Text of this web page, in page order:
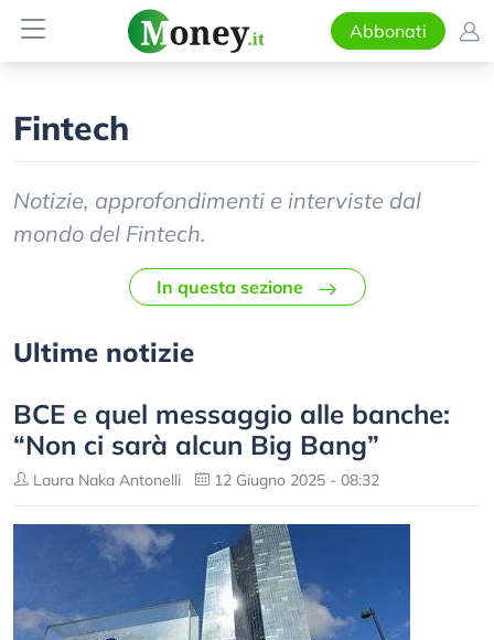
Abbonati
Fintech
Notizie, approfondimenti e interviste dal
mondo del Fintech.
In questa sezione
Ultime notizie
BCE e quel messaggio alle banche:
“Non ci sarà alcun Big Bang”
Laura Naka Antonelli 12 Giugno 2025 - 08:32